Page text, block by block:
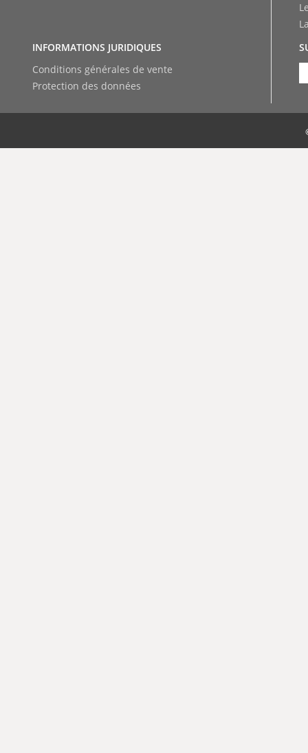
Protection des données
Conditions générales de vente
INFORMATIONS JURIDIQUES